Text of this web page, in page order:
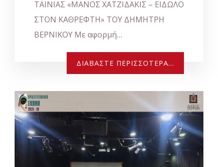
ΤΑΙΝΙΑΣ «ΜΑΝΟΣ ΧΑΤΖΙΔΑΚΙΣ – ΕΙΔΩΛΟ
ΣΤΟΝ ΚΑΘΡΕΦΤΗ» ΤΟΥ ΔΗΜΗΤΡΗ
ΒΕΡΝΙΚΟΥ Με αφορμή…
ΔΙΑΒΆΣΤΕ ΠΕΡΙΣΣΌΤΕΡΑ...